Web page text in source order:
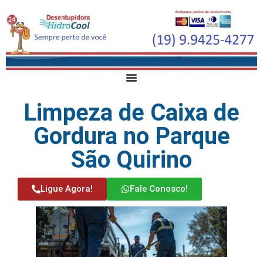
Limpeza de Caixa de
Gordura no Parque
São Quirino
Ligue Agora! Fale Conosco!